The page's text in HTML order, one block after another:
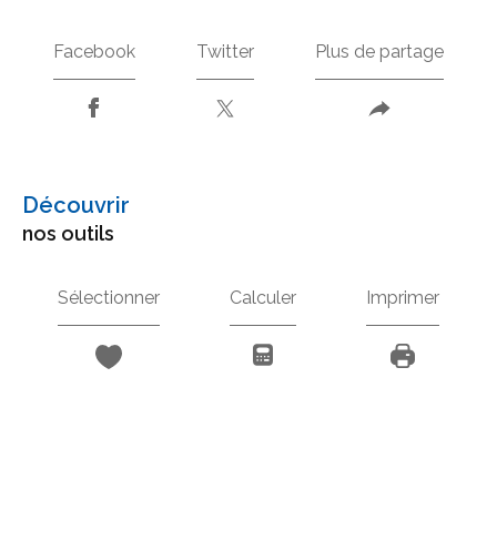
Facebook Twitter Plus de partage
découvrir
nos outils
Sélectionner Calculer Imprimer